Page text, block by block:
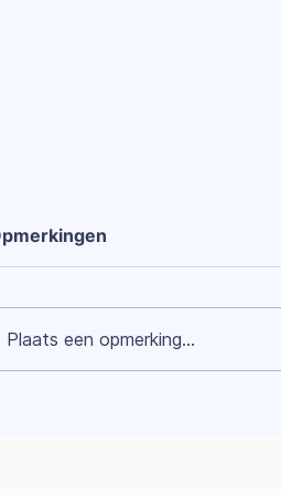
Plaats een opmerking...